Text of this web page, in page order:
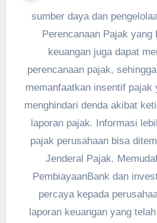
sumber daya dan
Perencanaan Pajak yang
keuangan juga dapat
perencanaan pajak,
memanfaatkan insentif pajak
menghindari denda akibat
laporan pajak. Informasi
pajak perusahaan bisa
Jenderal Pajak.
PembiayaanBank dan
percaya kepada
laporan keuangan yang